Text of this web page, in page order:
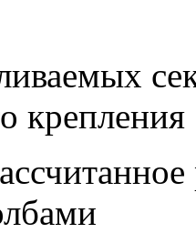
крепления